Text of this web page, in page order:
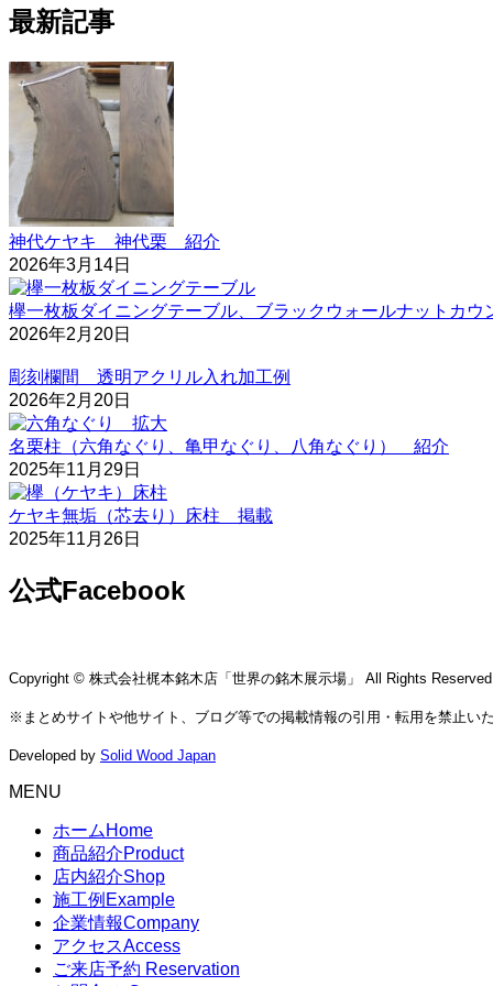
最新記事
神代ケヤキ 神代栗 紹介
2026年3月14日
欅一枚板ダイニングテーブル、ブラックウォールナットカ
2026年2月20日
彫刻欄間 透明アクリル入れ加工例
2026年2月20日
名栗柱（六角なぐり、亀甲なぐり、八角なぐり） 紹介
2025年11月29日
ケヤキ無垢（芯去り）床柱 掲載
2025年11月26日
公式Facebook
Copyright © 株式会社梶本銘木店「世界の銘木展示場」 All Rights Reserved.
※まとめサイトや他サイト、ブログ等での掲載情報の引用・転用を禁止いた
Developed by Solid Wood Japan
MENU
ホーム Home
商品紹介Product
店内紹介Shop
施工例 Example
企業情報Company
アクセスAccess
ご来店予約 Reservation